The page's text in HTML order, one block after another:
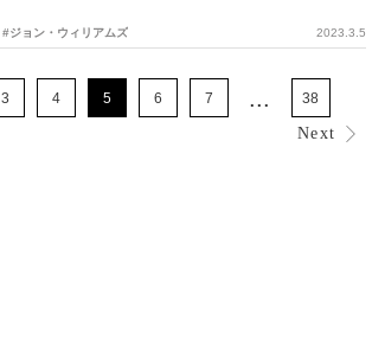
#ジョン・ウィリアムズ 2023.3.5
3 4 5 6 7 ... 38
Next